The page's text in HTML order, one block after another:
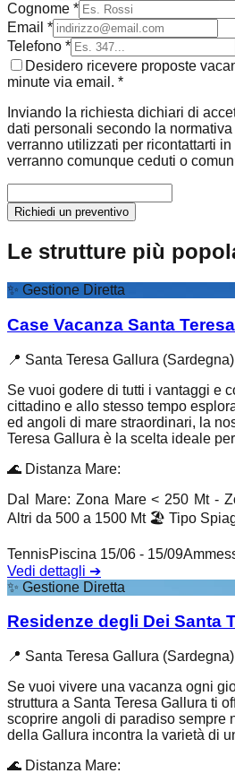
Cognome *
Email *
Telefono *
Desidero ricevere proposte
minute via email. *
Inviando la richiesta dichiari di
dati personali secondo la
verranno utilizzati per ricontattarti
verranno comunque ceduti o
Richiedi un preventivo
Le strutture più
✨ Gestione Diretta
Case Vacanza Santa
📍 Santa Teresa Gallura (Sardegna)
Se vuoi godere di tutti i vantaggi e
cittadino e allo stesso tempo
ed angoli di mare straordinari, la
Teresa Gallura è la scelta ideale
🌊 Distanza Mare:
Dal Mare: Zona Mare < 250 Mt -
Altri da 500 a 1500 Mt 🏖️ Tipo
TennisPiscina 15/06 - 15/09
Vedi dettagli ➔
✨ Gestione Diretta
Residenze degli Dei Santa
📍 Santa Teresa Gallura (Sardegna)
Se vuoi vivere una vacanza ogni
struttura a Santa Teresa Gallura ti
scoprire angoli di paradiso sempre
della Gallura incontra la varietà di
🌊 Distanza Mare: